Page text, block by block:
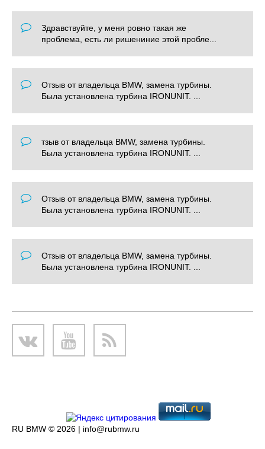
Здравствуйте, у меня ровно такая же
проблема, есть ли ришениние этой пробле...
Отзыв от владельца BMW, замена турбины.
Была установлена турбина IRONUNIT. ...
тзыв от владельца BMW, замена турбины.
Была установлена турбина IRONUNIT. ...
Отзыв от владельца BMW, замена турбины.
Была установлена турбина IRONUNIT. ...
Отзыв от владельца BMW, замена турбины.
Была установлена турбина IRONUNIT. ...
RU BMW © 2026 | info@rubmw.ru